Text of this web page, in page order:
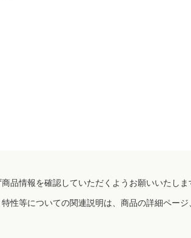
品情報を確認していただくようお願いいたしま
性等についての関連説明は、商品の詳細ペー